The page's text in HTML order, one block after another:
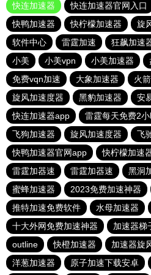
快连加速器
快连加速器官网入口
快鸭加速器
快柠檬加速器 旋
软件中心
雷霆加速 狂飙加速
小美
小美vpn 小美加速器
免费vqn加速
大象加速器
火
旋风加速度器
黑豹加速器 安
快连加速器app
雷霆每天免费2
飞狗加速器
旋风加速度器 飞
快鸭加速器官网app
快柠檬加速
雷霆加器速
雷霆加器速
黑洞
蜜蜂加速器
2023免费加速神器
推特加速免费软件
水母加速器
十大外网免费加速神器
加速器梯
outline
快橙加速器 加速器旋
洋葱加速器
原子加速下载安卓